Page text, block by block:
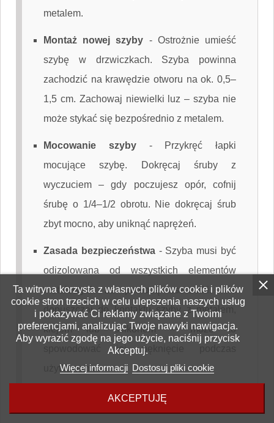
Ta witryna korzysta z własnych plików cookie i plików
cookie stron trzecich w celu ulepszenia naszych usług
i pokazywać Ci reklamy związane z Twoimi
preferencjami, analizując Twoje nawyki nawigacja.
Aby wyrazić zgodę na jego użycie, naciśnij przycisk
Akceptuj.
Więcej informacji Dostosuj pliki cookie
AKCEPTUJĘ
metalem.
Montaż nowej szyby - Ostrożnie umieść
szybę w drzwiczkach. Szyba powinna
zachodzić na krawędzie otworu na ok. 0,5–
1,5 cm. Zachowaj niewielki luz – szyba nie
może stykać się bezpośrednio z metalem.
Mocowanie szyby-
Przykręć łapki
mocujące szybę. Dokręcaj śruby z
wyczuciem – gdy poczujesz opór, cofnij
śrubę o 1/4–1/2 obrotu. Nie dokręcaj śrub
zbyt mocno, aby uniknąć naprężeń.
Zasada bezpieczeństwa- Szyba musi być
odizolowana od wszystkich elementów
metalowych za pomocą uszczelki. Nie
dopuszczaj do kontaktu szyby z metalem,
klejem lub silikonem – może to
spowodować jej pęknięcie podczas
użytkowania.